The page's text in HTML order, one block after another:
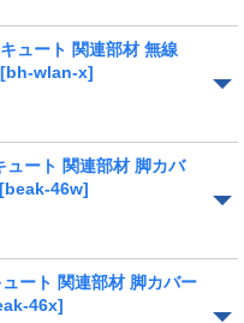
ュート 関連部材 無線
[bh-wlan-x]
ート 関連部材 脚カバ
[beak-46w]
ート 関連部材 脚カバー
46x]